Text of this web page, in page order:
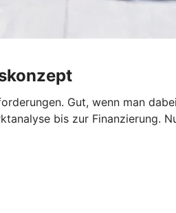
Gut, wenn man
bis zur Finanzierung.